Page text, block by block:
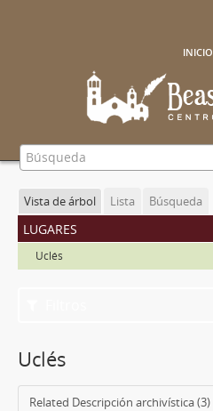
inicio
Vista de árbol Lista Búsqueda
lugares
Uclés
Uclés
Related Descripción archivística (3)